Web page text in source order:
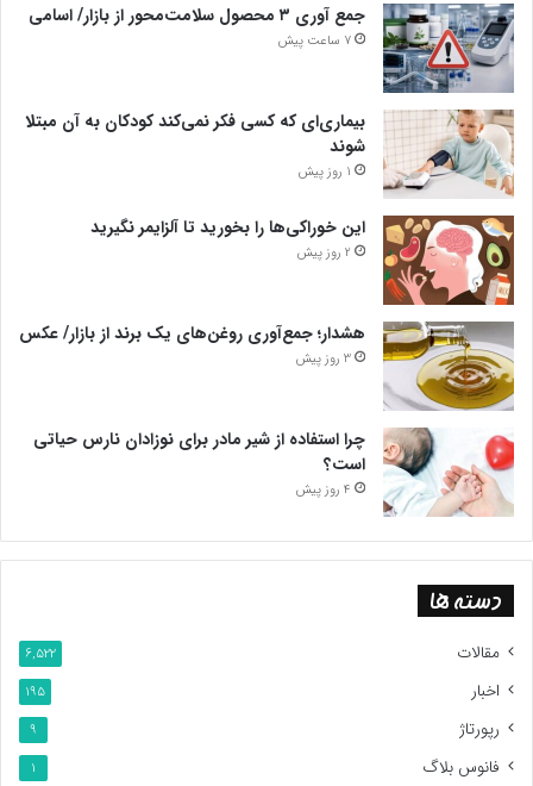
جمع آوری ۳ محصول سلامت‌محور از بازار/ اسامی
7 ساعت پیش
بیماری‌ای که کسی فکر نمی‌کند کودکان به آن مبتلا
شوند
1 روز پیش
این خوراکی‌ها را بخورید تا آلزایمر نگیرید
2 روز پیش
هشدار؛ جمع‌آوری روغن‌های یک برند از بازار/ عکس
3 روز پیش
چرا استفاده از شیر مادر برای نوزادان نارس حیاتی
است؟
4 روز پیش
دسته ها
مقالات 6,522
اخبار 195
رپورتاژ 9
فانوس بلاگ 1